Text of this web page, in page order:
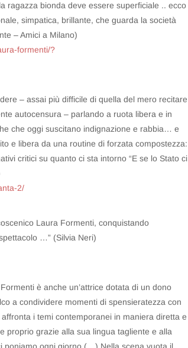
ragazza bionda deve essere superficiale .. ecco
simpatica, brillante, che guarda la società
– Amici a Milano)
formenti/?
– assai più difficile di quella del mero recitare
autocensura – parlando a ruota libera e in
che oggi suscitano indignazione e rabbia… e
e libera da una routine di forzata compostezza:
critici su quanto ci sta intorno “E se lo Stato ci
2/
Laura Formenti, conquistando
…” (Silvia Neri)
è anche un’attrice dotata di un dono
a condividere momenti di spensieratezza con
i temi contemporanei in maniera diretta e
grazie alla sua lingua tagliente e alla